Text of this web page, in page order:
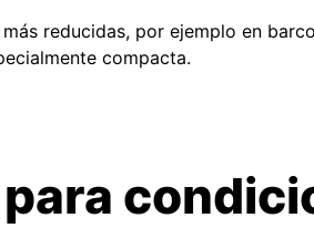
reducidas, por ejemplo en
compacta.